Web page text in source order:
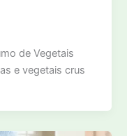
de Vegetais
e vegetais crus